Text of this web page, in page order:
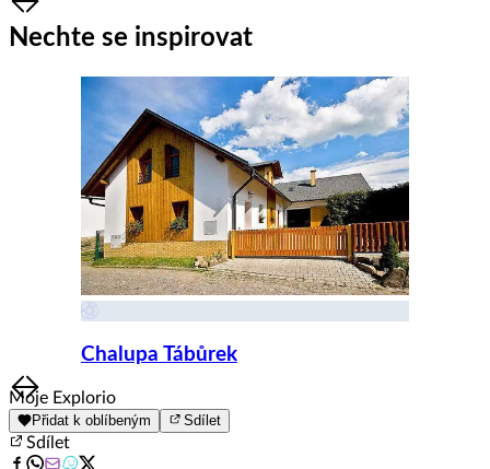
Item
1
of
Nechte se inspirovat
Chalupa Tábůrek
Item
1
of
8
Moje Explorio
Přidat k oblíbeným Sdílet
Sdílet